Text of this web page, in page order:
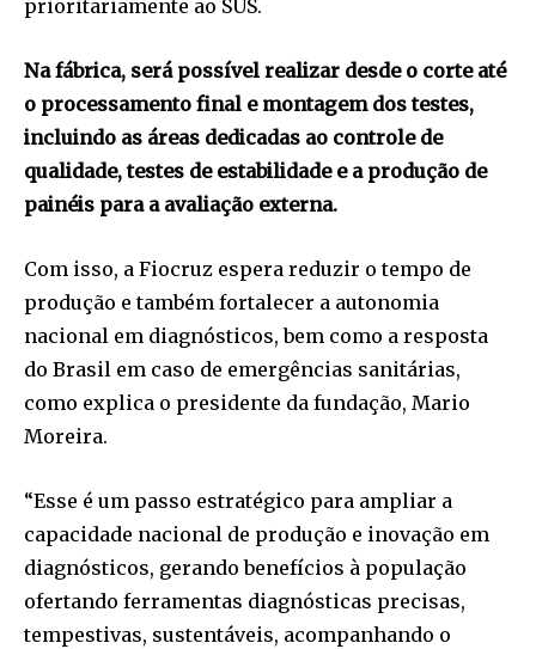
prioritariamente ao SUS.
Na fábrica, será possível realizar desde o corte até
o processamento final e montagem dos testes,
incluindo as áreas dedicadas ao controle de
qualidade, testes de estabilidade e a produção de
painéis para a avaliação externa.
Com isso, a Fiocruz espera reduzir o tempo de
produção e também fortalecer a autonomia
nacional em diagnósticos, bem como a resposta
do Brasil em caso de emergências sanitárias,
como explica o presidente da fundação, Mario
Moreira.
“Esse é um passo estratégico para ampliar a
capacidade nacional de produção e inovação em
diagnósticos, gerando benefícios à população
ofertando ferramentas diagnósticas precisas,
tempestivas, sustentáveis, acompanhando o